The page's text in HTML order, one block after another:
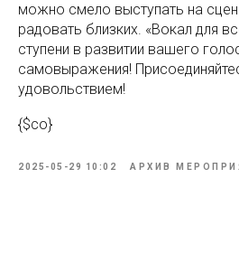
можно смело выступать на
радовать близких. «Вокал для
ступени в развитии вашего
самовыражения!
удовольствием!
{$co}
2025-05-29 10:02 АРХИВ